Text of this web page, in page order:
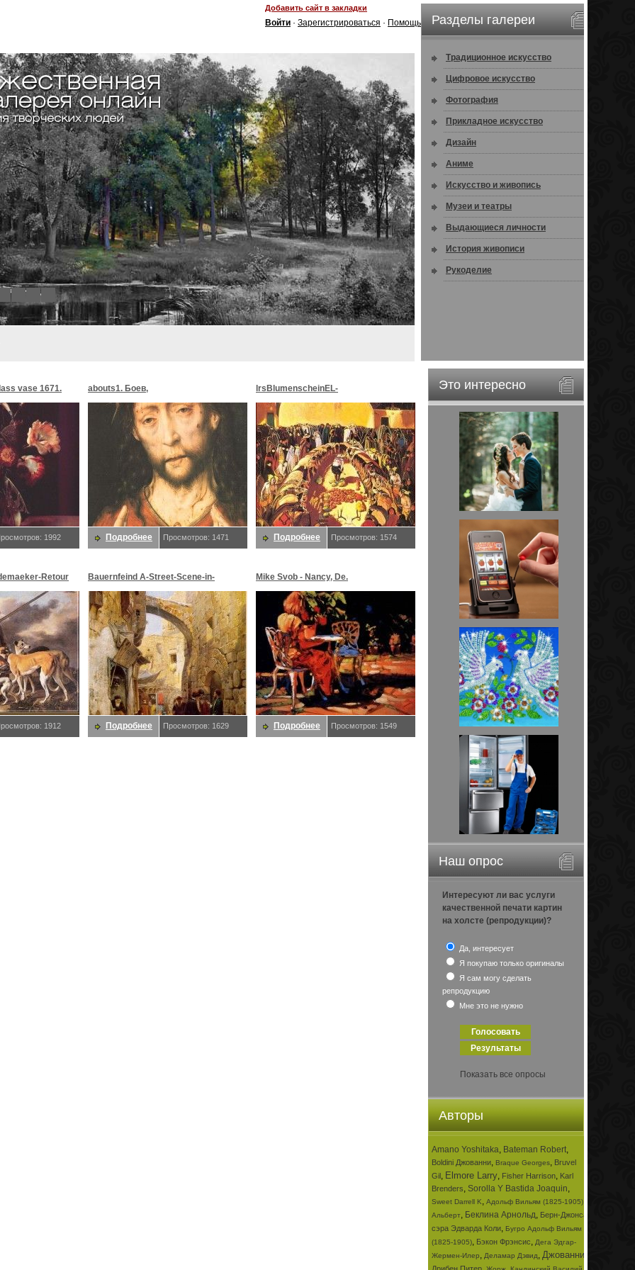
Добавить сайт в закладки
Войти · Зарегистрироваться · Помощь
8
Разделы галереи
Традиционное искусство
Цифровое искусство
Фотография
Прикладное искусство
Дизайн
Аниме
Искусство и живопись
Музеи и театры
Выдающиеся личности
История живописи
Рукоделие
Это интересно
Наш опрос
Интересуют ли вас услуги
качественной печати картин
на холсте (репродукции)?
Да, интересует
Я покупаю только оригиналы
Я сам могу сделать
репродукцию
Мне это не нужно
Показать все опросы
Авторы
Amano Yoshitaka, Bateman Robert,
Boldini Джованни, Braque Georges, Bruvel
Gil, Elmore Larry, Fisher Harrison, Karl
Brenders, Sorolla Y Bastida Joaquin,
Sweet Darrell K, Адольф Вильям (1825-1905)
Альберт, Беклина Арнольд, Берн-Джонса
сэра Эдварда Коли, Бугро Адольф Вильям
(1825-1905), Бэкон Фрэнсис, Дега Эдгар-
Жермен-Илер, Деламар Дэвид, Джованни
vase 1671.
1992
abouts1. Боев,
Подробнее Просмотров: 1471
lrsBlumenscheinEL-
MoonMorningstar&EveStar.
Blumenschein,
Подробнее Просмотров: 1574
Retour
1912
Bauernfeind A-Street-Scene-in-
Jerusalem-sj. Bauernfeind,
Подробнее Просмотров: 1629
Mike Svob - Nancy, De.
Подробнее Просмотров: 1549